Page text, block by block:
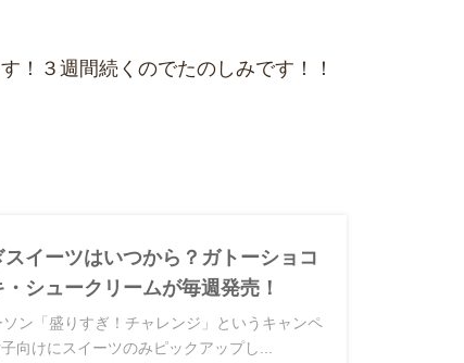
！３週間続くのでたのしみです！！
イーツはいつから？ガトーショコ
シュークリームが毎週発売！
ン「盛りすぎ！チャレンジ」というキャンペ
向けにスイーツのみピックアップし...